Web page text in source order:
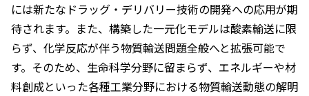
には新たなドラッグ・デリバリー技術の開発への応用が期
待されます。また、構築した一元化モデルは酸素輸送に限
らず、化学反応が伴う物質輸送問題全般へと拡張可能で
す。そのため、生命科学分野に留まらず、エネルギーや材
料創成といった各種工業分野における物質輸送動態の解明